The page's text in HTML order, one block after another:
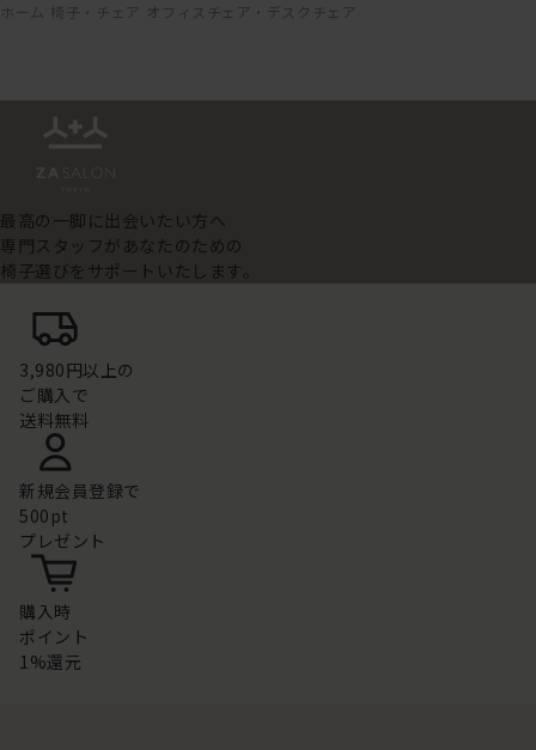
ホーム 椅子・チェア オフィスチェア・デスクチェア
最高の一脚に出会いたい方へ
専門スタッフがあなたのための
椅子選びをサポートいたします。
3,980円以上の
ご購入で
送料無料
新規会員登録で
500pt
プレゼント
購入時
ポイント
1%還元